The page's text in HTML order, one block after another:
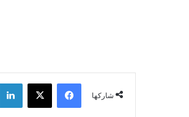
شاركها
فيسبوك